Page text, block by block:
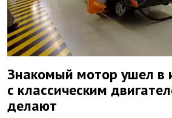
Знакомый мотор ушел в
с классическим
делают